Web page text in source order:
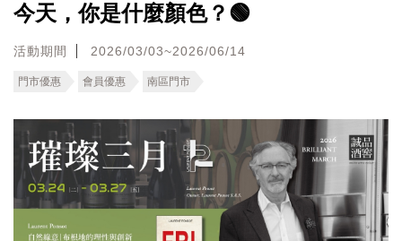
今天，你是什麼顏色？🟢
活動期間 2026/03/03~2026/06/14
門市優惠 會員優惠 南區門市